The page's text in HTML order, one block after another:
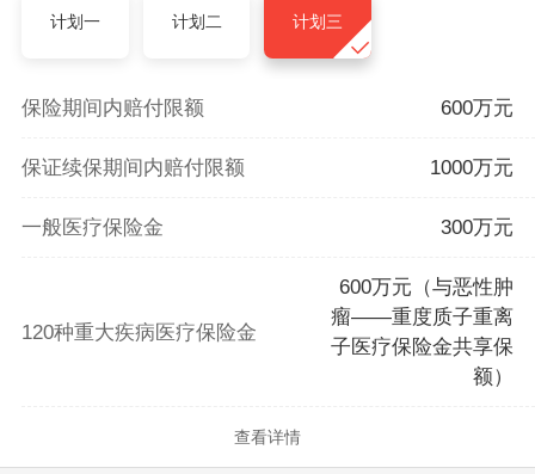
计划一 计划二 计划三
保险期间内赔付限额 600万元
保证续保期间内赔付限额 1000万元
一般医疗保险金 300万元
120种重大疾病医疗保险金
600万元（与恶性肿
瘤——重度质子重离
子医疗保险金共享保
额）
查看详情